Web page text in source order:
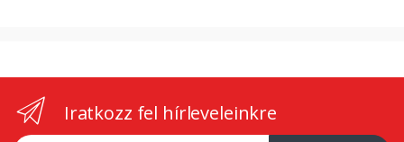
Iratkozz fel hírleveleinkre